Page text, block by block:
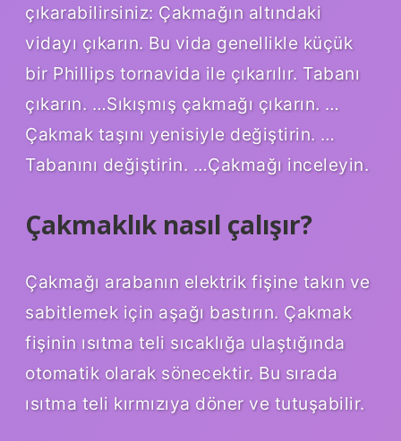
çıkarabilirsiniz: Çakmağın altındaki
vidayı çıkarın. Bu vida genellikle küçük
bir Phillips tornavida ile çıkarılır. Tabanı
çıkarın. …Sıkışmış çakmağı çıkarın. …
Çakmak taşını yenisiyle değiştirin. …
Tabanını değiştirin. …Çakmağı inceleyin.
Çakmaklık nasıl çalışır?
Çakmağı arabanın elektrik fişine takın ve
sabitlemek için aşağı bastırın. Çakmak
fişinin ısıtma teli sıcaklığa ulaştığında
otomatik olarak sönecektir. Bu sırada
ısıtma teli kırmızıya döner ve tutuşabilir.